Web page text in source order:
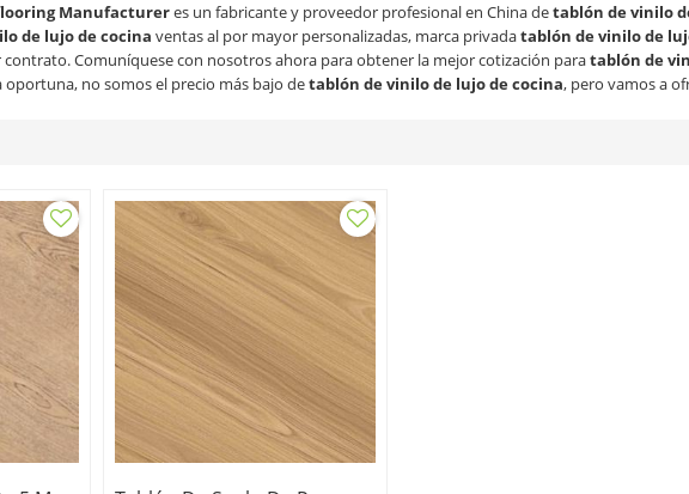
Manufactureres un fabricante y proveedor profesional en China detablón de vinilo
de lujo de cocina ventas al por mayor personalizadas, marca privadatablón de vinilo de
Comuníquese con nosotros ahora para obtener la mejor cotización paratablón de
no somos el precio más bajo detablón de vinilo de lujo de cocina, pero vamos a